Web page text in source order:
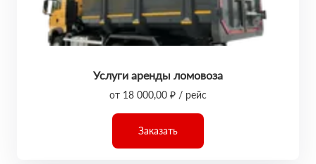
Услуги аренды ломовоза
от 18 000,00 ₽ / рейс
Заказать